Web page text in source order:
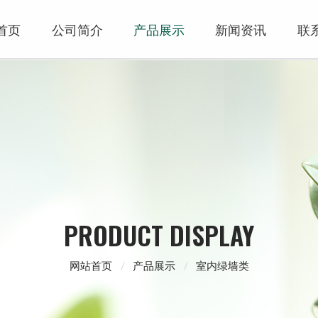
页 公司简介 产品展示 新闻资讯 联
PRODUCT DISPLAY
网站首页 产品展示 室内绿墙类